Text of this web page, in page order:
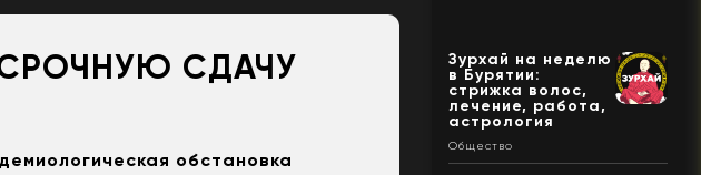
СДАЧУ
обстановка
Зурхай на неделю
в Бурятии:
стрижка волос,
лечение, работа,
астрология
Общество